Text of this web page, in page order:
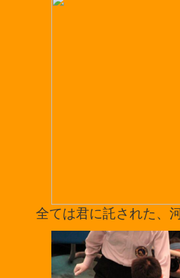
全ては君に託された、